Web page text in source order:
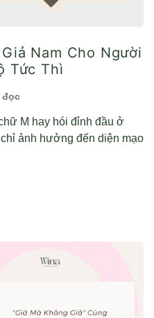
Nam Cho Người
Tức Thì
đọc
M hay hói đỉnh đầu ở
ảnh hưởng đến diện mạo